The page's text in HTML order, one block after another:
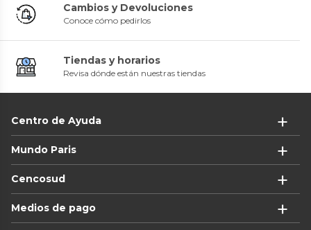
Cambios y Devoluciones
Conoce cómo pedirlos
Tiendas y horarios
Revisa dónde están nuestras tiendas
Centro de Ayuda
Mundo Paris
Cencosud
Medios de pago